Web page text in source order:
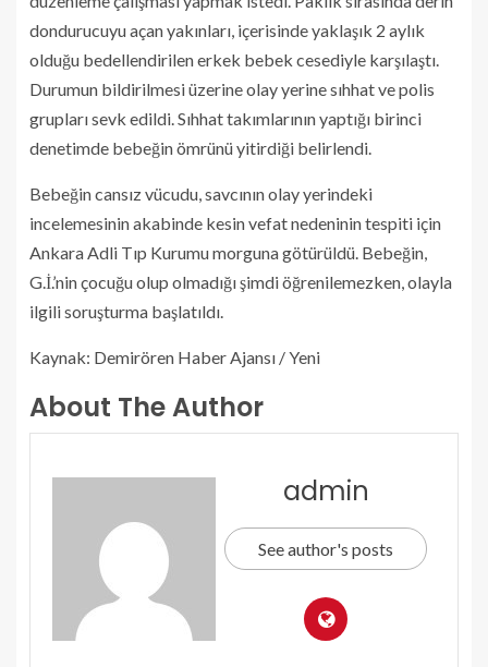
dondurucuyu açan yakınları, içerisinde yaklaşık 2 aylık
olduğu bedellendirilen erkek bebek cesediyle karşılaştı.
Durumun bildirilmesi üzerine olay yerine sıhhat ve polis
grupları sevk edildi. Sıhhat takımlarının yaptığı birinci
denetimde bebeğin ömrünü yitirdiği belirlendi.
Bebeğin cansız vücudu, savcının olay yerindeki
incelemesinin akabinde kesin vefat nedeninin tespiti için
Ankara Adli Tıp Kurumu morguna götürüldü. Bebeğin,
G.İ.’nin çocuğu olup olmadığı şimdi öğrenilemezken, olayla
ilgili soruşturma başlatıldı.
Kaynak: Demirören Haber Ajansı / Yeni
About The Author
admin
See author's posts